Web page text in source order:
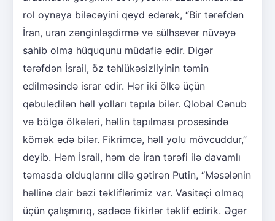
rol oynaya biləcəyini qeyd edərək, “Bir tərəfdən
İran, uran zənginləşdirmə və sülhsevər nüvəyə
sahib olma hüququnu müdafiə edir. Digər
tərəfdən İsrail, öz təhlükəsizliyinin təmin
edilməsində israr edir. Hər iki ölkə üçün
qəbuledilən həll yolları tapıla bilər. Qlobal Cənub
və bölgə ölkələri, həllin tapılması prosesində
kömək edə bilər. Fikrimcə, həll yolu mövcuddur,”
deyib. Həm İsrail, həm də İran tərəfi ilə davamlı
təmasda olduqlarını dilə gətirən Putin, “Məsələnin
həllinə dair bəzi təkliflərimiz var. Vasitəçi olmaq
üçün çalışmırıq, sadəcə fikirlər təklif edirik. Əgər